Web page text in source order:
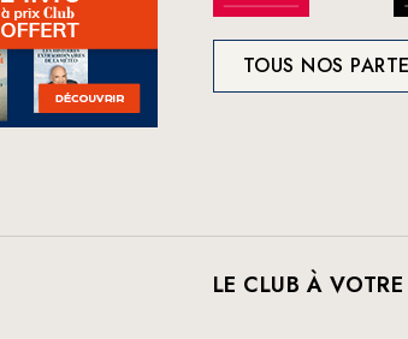
TOUS NOS
LE CLUB À